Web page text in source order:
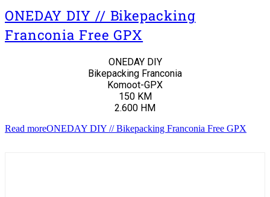
ONEDAY DIY // Bikepacking
Franconia Free GPX
ONEDAY DIY
Bikepacking Franconia
Komoot-GPX
150 KM
2.600 HM
Read moreONEDAY DIY // Bikepacking Franconia Free GPX